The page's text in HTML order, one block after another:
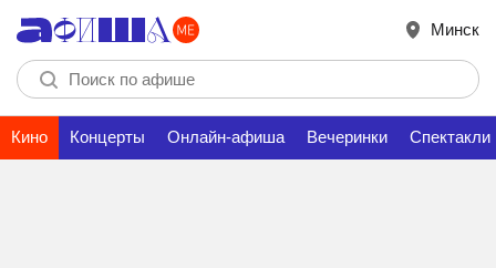
Минск
Кино Концерты Онлайн-афиша Вечеринки Спектакли